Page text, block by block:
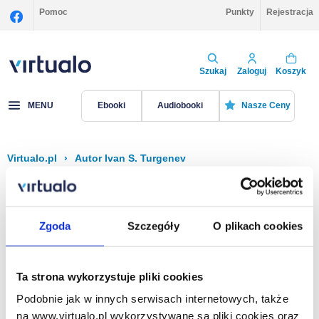
Zgoda Szczegóły O plikach cookies
Ta strona wykorzystuje pliki cookies
Podobnie jak w innych serwisach internetowych, także
na www.virtualo.pl wykorzystywane są pliki cookies oraz
Pomoc Punkty Rejestracja
Szukaj Zaloguj Koszyk
MENU Ebooki Audiobooki Nasze Ceny
Virtualo.pl › Autor Ivan S. Turgenev
Filtruj Sortuj
Na stronie